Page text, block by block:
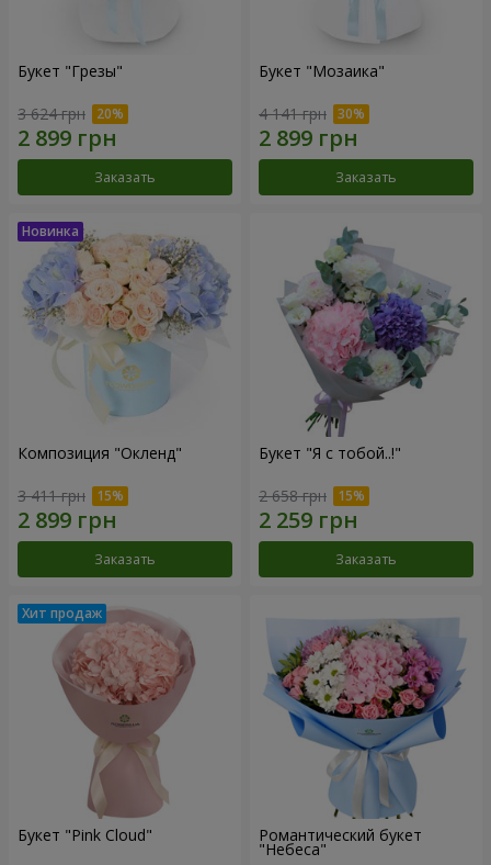
Букет "Грезы"
3 624 грн
Заказать
Букет "Мозаика"
4 141 грн
Заказать
Композиция "Окленд"
3 411 грн
Заказать
Букет "Я с тобой..!"
2 658 грн
Заказать
Букет "Pink Cloud" Романтический букет
"Небеса"